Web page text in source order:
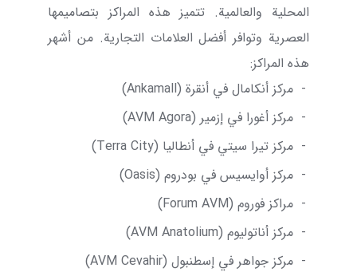
المحلية والعالمية. تتميز هذه المراكز بتصاميمها
العصرية وتوافر أفضل العلامات التجارية. من أشهر
هذه المراكز:
- مركز أنكامال في أنقرة (Ankamall
)
- مركز أغورا في إزمير (Agora
AVM
)
- مركز تيرا سيتي في أنطاليا (Terra City
)
- مركز أوايسيس في بودروم (Oasis
)
- مراكز فوروم (Forum AVM
)
- مركز أناتوليوم (Anatolium
AVM
)
- مركز جواهر في إسطنبول (Cevahir
AVM
)